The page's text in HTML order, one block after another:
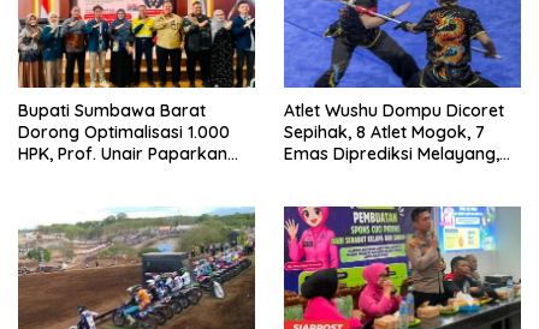
Bupati Sumbawa Barat
Dorong Optimalisasi 1.000
HPK, Prof. Unair Paparkan
Atlet Wushu Dompu Dicoret
Sepihak, 8 Atlet Mogok, 7
Emas Diprediksi Melayang,